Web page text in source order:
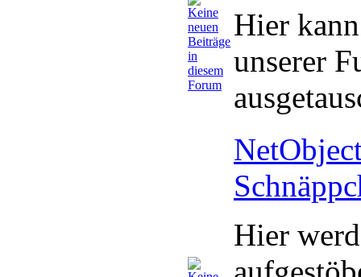
Hier
unserer
Hier